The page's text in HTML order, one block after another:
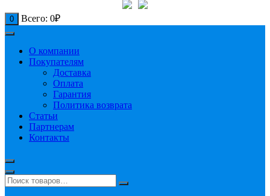
0 Всего: 0₽
О компании
Покупателям
Доставка
Оплата
Гарантия
Политика возврата
Статьи
Партнерам
Контакты